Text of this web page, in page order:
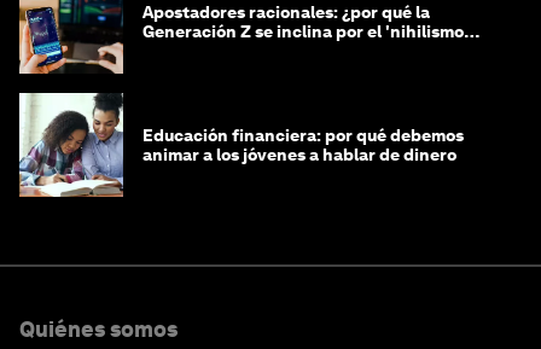
Apostadores racionales: ¿por qué la
Generación Z se inclina por el 'nihilismo
Educación financiera: por qué debemos
animar a los jóvenes a hablar de dinero
Quiénes somos